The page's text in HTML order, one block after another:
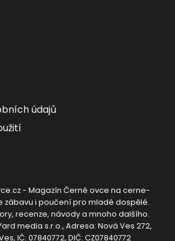
údajů
- Magazín Černé ovce na cerne-
zábavu i poučení pro mladé dospělé.
recenze, návody a mnoho dalšího.
media s.r.o., Adresa: Nová Ves 272,
IČ: 07840772, DIČ: CZ07840772